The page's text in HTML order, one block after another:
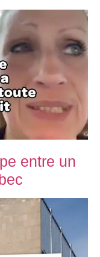
entre un